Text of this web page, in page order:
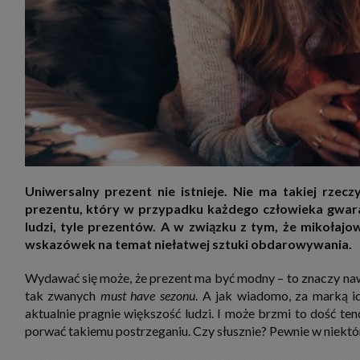
2.
3.
móc
Cię to
zgody
celów.
Uniwersalny prezent nie istnieje. Nie ma takiej
prezentu, który w przypadku każdego człowieka
ludzi, tyle prezentów. A w związku z tym, że
wskazówek na temat niełatwej sztuki obdarowywania.
Wydawać się może, że prezent ma być modny – to znaczy
tak zwanych must have sezonu. A jak wiadomo, za marką
aktualnie pragnie większość ludzi. I może brzmi to dość
porwać takiemu postrzeganiu. Czy słusznie? Pewnie w